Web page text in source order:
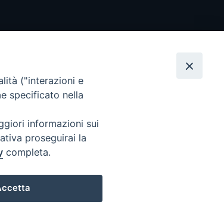
("interazioni e
specificato nella
informazioni sui
proseguirai la
completa.